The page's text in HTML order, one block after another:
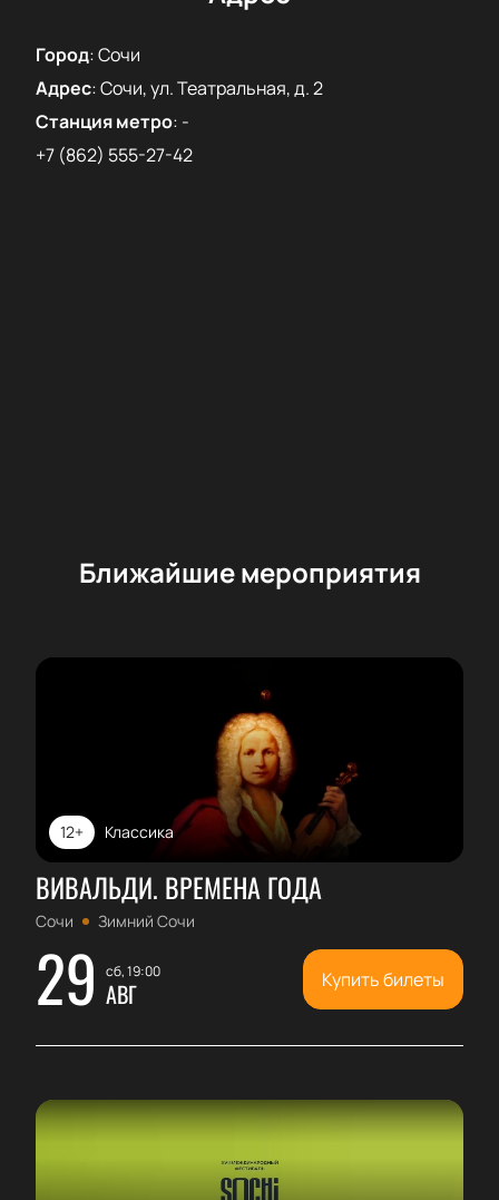
на нашем сайте и окунуться в мир сказки
Город:Сочи
Адрес:Сочи, ул. Театральная, д. 2
Станция метро: -
+7 (862) 555-27-42
Ближайшие мероприятия
Классика
12+
ВИВАЛЬДИ. ВРЕМЕНА ГОДА
Сочи Зимний Сочи
29 сб, 19:00
АВГ Купить билеты